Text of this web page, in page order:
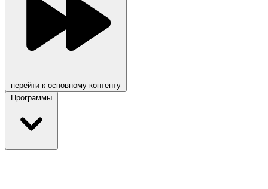
перейти к основному контенту
Программы